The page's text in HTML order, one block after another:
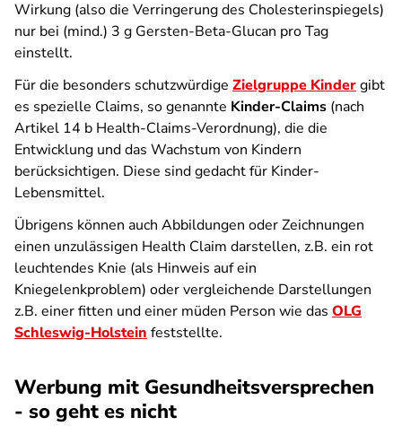
Wirkung (also die Verringerung des Cholesterinspiegels)
nur bei (mind.) 3 g Gersten-Beta-Glucan pro Tag
einstellt.
Für die besonders schutzwürdige Zielgruppe Kindergibt
es spezielle Claims, so genannte Kinder-Claims (nach
Artikel 14 b Health-Claims-Verordnung), die die
Entwicklung und das Wachstum von Kindern
berücksichtigen. Diese sind gedacht für Kinder-
Lebensmittel.
Übrigens können auch Abbildungen oder Zeichnungen
einen unzulässigen Health Claim darstellen, z.B. ein rot
leuchtendes Knie (als Hinweis auf ein
Kniegelenkproblem) oder vergleichende Darstellungen
z.B. einer fitten und einer müden Person wie das OLG
Schleswig-Holstein feststellte.
Werbung mit Gesundheitsversprechen
- so geht es nicht